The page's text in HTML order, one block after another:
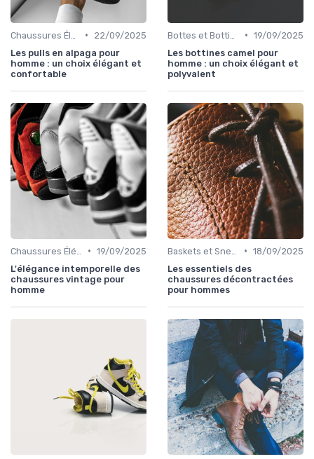
•
22/09/2025
Les pulls en alpaga pour
homme : un choix élégant et
confortable
• 19/09/2025
Les bottines camel pour
homme : un choix élégant et
polyvalent
• 19/09/2025
L'élégance intemporelle des
chaussures vintage pour
homme
• 18/09/2025
Les essentiels des
chaussures décontractées
pour hommes